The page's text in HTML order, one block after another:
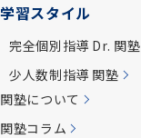
学習スタイル
完全個別指導 Dr. 関塾
少人数制指導 関塾
関塾について
関塾コラム